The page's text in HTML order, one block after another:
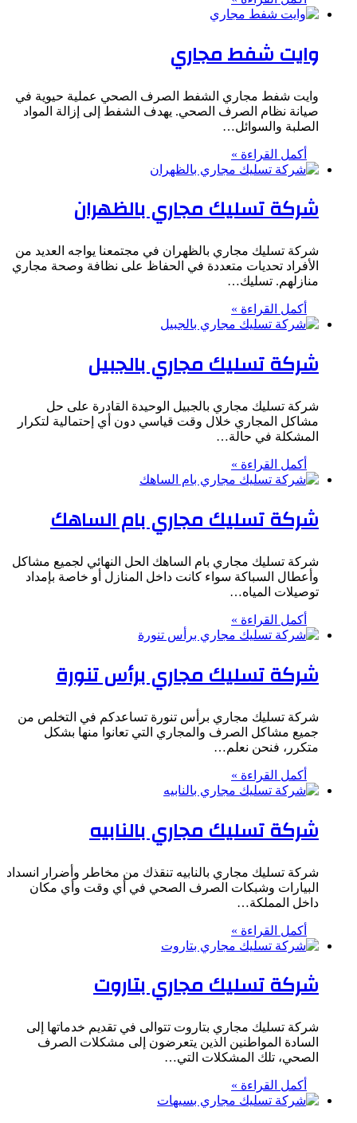
وايت شفط مجاري
وايت شفط مجاري الشفط الصرف الصحي عملية حيوية في
صيانة نظام الصرف الصحي. يهدف الشفط إلى إزالة المواد
الصلبة والسوائل…
أكمل القراءة »
شركة تسليك مجاري بالظهران
شركة تسليك مجاري بالظهران في مجتمعنا يواجه العديد من
الأفراد تحديات متعددة في الحفاظ على نظافة وصحة مجاري
منازلهم. تسليك…
أكمل القراءة »
شركة تسليك مجاري بالجبيل
شركة تسليك مجاري بالجبيل الوحيدة القادرة على حل
مشاكل المجاري خلال وقت قياسي دون أي إحتمالية لتكرار
المشكلة في حالة…
أكمل القراءة »
شركة تسليك مجاري بام الساهك
شركة تسليك مجاري بام الساهك الحل النهائي لجميع مشاكل
وأعطال السباكة سواء كانت داخل المنازل أو خاصة بإمداد
توصيلات المياه…
أكمل القراءة »
شركة تسليك مجاري برأس تنورة
شركة تسليك مجاري برأس تنورة تساعدكم في التخلص من
جميع مشاكل الصرف والمجاري التي تعانوا منها بشكل
متكرر، فنحن نعلم…
أكمل القراءة »
شركة تسليك مجاري بالنابيه
شركة تسليك مجاري بالنابيه تنقذك من مخاطر وأضرار انسداد
البيارات وشبكات الصرف الصحي في أي وقت وأي مكان
داخل المملكة…
أكمل القراءة »
شركة تسليك مجاري بتاروت
شركة تسليك مجاري بتاروت تتوالى في تقديم خدماتها إلى
السادة المواطنين الذين يتعرضون إلى مشكلات الصرف
الصحي، تلك المشكلات التي…
أكمل القراءة »